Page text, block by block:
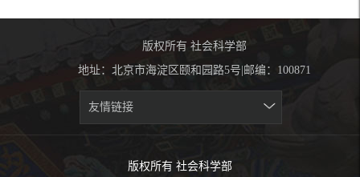
版权所有 社会科学部
地址：北京市海淀区颐和园路5号|邮编：100871
友情链接
版权所有 社会科学部